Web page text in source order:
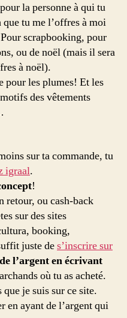
la personne à qui tu
tu me l’offres à moi
scrapbooking, pour
ou de noël (mais il sera
à noël).
pour les plumes! Et les
des vêtements
sur ta commande, tu
igraal.
!
retour, ou cash-back
sur des sites
booking,
juste des’inscrire sur
l’argent en écrivant
où tu as acheté.
que je suis sur ce site.
en ayant de l’argent qui